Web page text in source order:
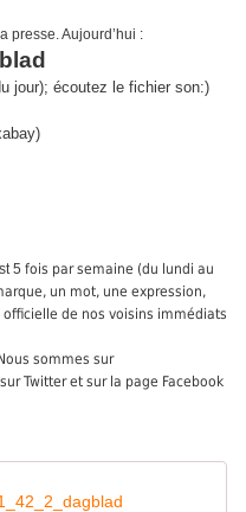
presse.Aujourd’hui :
jour); écoutez le fichier son:)
)
5 fois par semaine (du lundi au
un mot, une expression,
de nos voisins immédiats
sommes sur
Twitter et sur la page Facebook